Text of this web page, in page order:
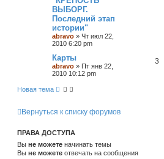
ВЫБОРГ.
Последний этап
истории"
abravo » Чт июл 22,
2010 6:20 pm
Карты
abravo » Пт янв 22,
2010 10:12 pm
3
Новая тема
Вернуться к списку форумов
ПРАВА ДОСТУПА
Вы не можете начинать темы
Вы не можете отвечать на сообщения